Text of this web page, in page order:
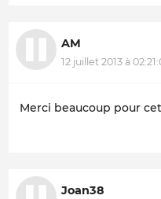
AM
12 juillet 2013 à
Merci beaucoup pour
Joan38